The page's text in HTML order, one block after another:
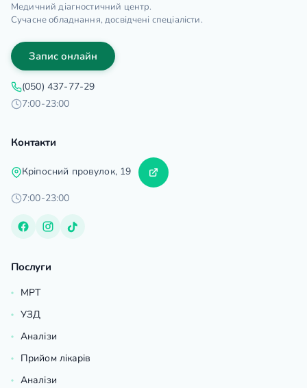
Медичний діагностичний центр.
Сучасне обладнання, досвідчені спеціалісти.
Запис онлайн
(050) 437-77-29
7:00-23:00
Контакти
Кріпосний провулок, 19
7:00-23:00
Послуги
МРТ
УЗД
Аналізи
Прийом лікарів
Аналізи